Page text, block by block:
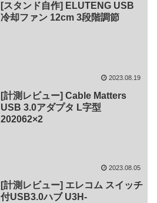
[スタンド自作] ELUTENG USB
冷却ファン 12cm 3段階調節
2023.08.19
[計測レビュー] Cable Matters
USB 3.0アダプタ L字型
202062×2
2023.08.05
[計測レビュー] エレコム スイッチ
付USB3.0ハブ U3H-